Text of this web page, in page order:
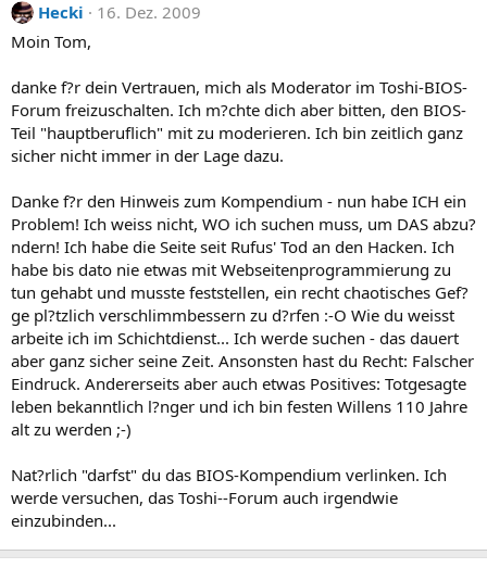
Hecki
16. Dez. 2009
Moin Tom,
danke f?r dein Vertrauen, mich als Moderator im Toshi-BIOS-
Forum freizuschalten. Ich m?chte dich aber bitten, den BIOS-
Teil "hauptberuflich" mit zu moderieren. Ich bin zeitlich ganz
sicher nicht immer in der Lage dazu.
Danke f?r den Hinweis zum Kompendium - nun habe ICH ein
Problem! Ich weiss nicht, WO ich suchen muss, um DAS abzu?
ndern! Ich habe die Seite seit Rufus' Tod an den Hacken. Ich
habe bis dato nie etwas mit Webseitenprogrammierung zu
tun gehabt und musste feststellen, ein recht chaotisches Gef?
ge pl?tzlich verschlimmbessern zu d?rfen :-O Wie du weisst
arbeite ich im Schichtdienst... Ich werde suchen - das dauert
aber ganz sicher seine Zeit. Ansonsten hast du Recht: Falscher
Eindruck. Andererseits aber auch etwas Positives: Totgesagte
leben bekanntlich l?nger und ich bin festen Willens 110 Jahre
alt zu werden ;-)
Nat?rlich "darfst" du das BIOS-Kompendium verlinken. Ich
werde versuchen, das Toshi--Forum auch irgendwie
einzubinden...